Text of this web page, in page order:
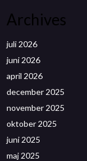
Archives
juli 2026
juni 2026
april 2026
december 2025
november 2025
oktober 2025
juni 2025
maj 2025